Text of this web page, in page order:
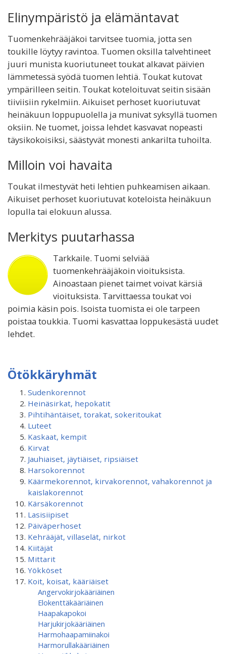
Elinympäristö ja elämäntavat
Tuomenkehrääjäkoi tarvitsee tuomia, jotta sen
toukille löytyy ravintoa. Tuomen oksilla talvehtineet
juuri munista kuoriutuneet toukat alkavat päivien
lämmetessä syödä tuomen lehtiä. Toukat kutovat
ympärilleen seitin. Toukat koteloituvat seitin sisään
tiiviisiin rykelmiin. Aikuiset perhoset kuoriutuvat
heinäkuun loppupuolella ja munivat syksyllä tuomen
oksiin. Ne tuomet, joissa lehdet kasvavat nopeasti
täysikokoisiksi, säästyvät monesti ankarilta tuhoilta.
Milloin voi havaita
Toukat ilmestyvät heti lehtien puhkeamisen aikaan.
Aikuiset perhoset kuoriutuvat koteloista heinäkuun
lopulla tai elokuun alussa.
Merkitys puutarhassa
Tarkkaile. Tuomi selviää
tuomenkehrääjäkoin vioituksista.
Ainoastaan pienet taimet voivat kärsiä
vioituksista. Tarvittaessa toukat voi
poimia käsin pois. Isoista tuomista ei ole tarpeen
poistaa toukkia. Tuomi kasvattaa loppukesästä uudet
lehdet.
Ötökkäryhmät
Sudenkorennot
Heinäsirkat, hepokatit
Pihtihäntäiset, torakat, sokeritoukat
Luteet
Kaskaat, kempit
Kirvat
Jauhiaiset, jäytiäiset, ripsiäiset
Harsokorennot
Käärmekorennot, kirvakorennot, vahakorennot ja
kaislakorennot
Kärsäkorennot
Lasisiipiset
Päiväperhoset
Kehrääjät, villaselät, nirkot
Kiitäjät
Mittarit
Yökköset
Koit, koisat, kääriäiset
Angervokirjokääriäinen
Elokenttäkääriäinen
Haapakapokoi
Harjukirjokääriäinen
Harmohaapamiinakoi
Harmorullakääriäinen